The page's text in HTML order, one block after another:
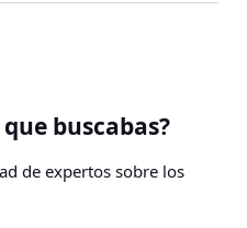
buscabas?
de expertos sobre los